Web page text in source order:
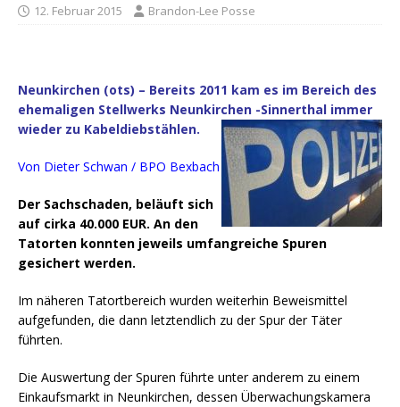
12. Februar 2015 Brandon-Lee Posse
Neunkirchen (ots) – Bereits 2011 kam es im Bereich des
ehemaligen Stellwerks Neunkirchen -Sinnerthal immer
wieder zu Kabeldiebstählen.
Von Dieter Schwan / BPO Bexbach
Der Sachschaden, beläuft sich
auf cirka 40.000 EUR. An den
Tatorten konnten jeweils umfangreiche Spuren
gesichert werden.
Im näheren Tatortbereich wurden weiterhin Beweismittel
aufgefunden, die dann letztendlich zu der Spur der Täter
führten.
Die Auswertung der Spuren führte unter anderem zu einem
Einkaufsmarkt in Neunkirchen, dessen Überwachungskamera